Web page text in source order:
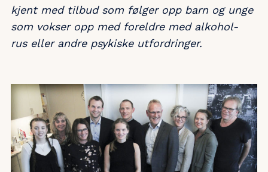
kjent med tilbud som følger opp barn og unge
som vokser opp med foreldre med alkohol-
rus eller andre psykiske utfordringer.